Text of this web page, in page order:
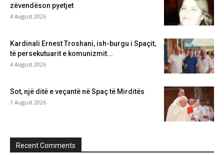
zëvendëson pyetjet
4 August 2026
Kardinali Ernest Troshani, ish-burgu i Spaçit,
të persekutuarit e komunizmit...
4 August 2026
Sot, një ditë e veçantë në Spaç të Mirditës
1 August 2026
Recent Comments